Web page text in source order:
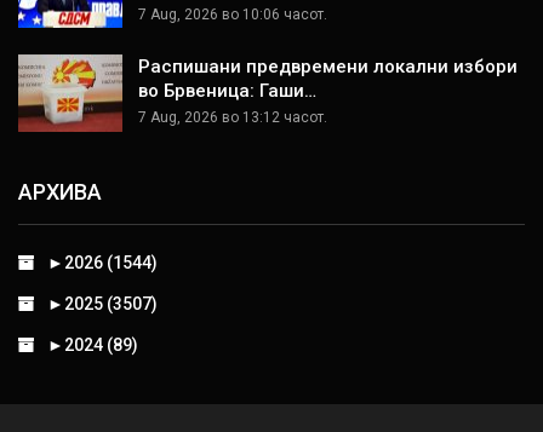
7 Aug, 2026 во 10:06 часот.
Распишани предвремени локални избори
во Брвеница: Гаши…
7 Aug, 2026 во 13:12 часот.
АРХИВА
► 2026 (1544)
► 2025 (3507)
► 2024 (89)